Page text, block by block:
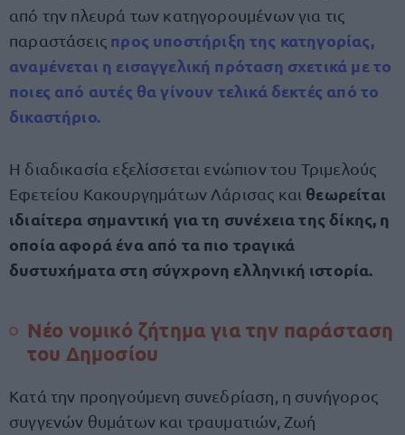
από την πλευρά των κατηγορουμένων για τις
παραστάσεις προς υποστήριξη της κατηγορίας,
αναμένεται η εισαγγελική πρόταση σχετικά με το
ποιες από αυτές θα γίνουν τελικά δεκτές από το
δικαστήριο.
Η διαδικασία εξελίσσεται ενώπιον του Τριμελούς
Εφετείου Κακουργημάτων Λάρισας και θεωρείται
ιδιαίτερα σημαντική για τη συνέχεια της δίκης, η
οποία αφορά ένα από τα πιο τραγικά
δυστυχήματα στη σύγχρονη ελληνική ιστορία.
Νέο νομικό ζήτημα για την παράσταση
του Δημοσίου
Κατά την προηγούμενη συνεδρίαση, η συνήγορος
συγγενών θυμάτων και τραυματιών, Ζωή